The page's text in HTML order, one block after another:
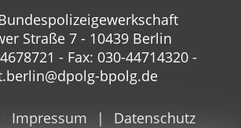
Straße 7 - 10439 Berlin
- Fax: 030-44714320 -
bpolg.de
Impressum Datenschutz